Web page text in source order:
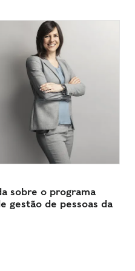
sobre o programa
gestão de pessoas da